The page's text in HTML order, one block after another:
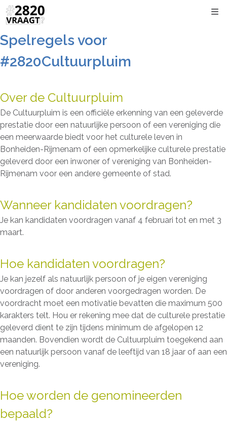
Spelregels voor
#2820Cultuurpluim
Over de Cultuurpluim
De Cultuurpluim is een officiële erkenning van een geleverde
prestatie door een natuurlijke persoon of een vereniging die
een meerwaarde biedt voor het culturele leven in
Bonheiden-Rijmenam of een opmerkelijke culturele prestatie
geleverd door een inwoner of vereniging van Bonheiden-
Rijmenam voor een andere gemeente of stad.
Wanneer kandidaten voordragen?
Je kan kandidaten voordragen vanaf 4 februari tot en met 3
maart.
Hoe kandidaten voordragen?
Je kan jezelf als natuurlijk persoon of je eigen vereniging
voordragen of door anderen voorgedragen worden. De
voordracht moet een motivatie bevatten die maximum 500
karakters telt. Hou er rekening mee dat de culturele prestatie
geleverd dient te zijn tijdens minimum de afgelopen 12
maanden. Bovendien wordt de Cultuurpluim toegekend aan
een natuurlijk persoon vanaf de leeftijd van 18 jaar of aan een
vereniging.
Hoe worden de genomineerden
bepaald?